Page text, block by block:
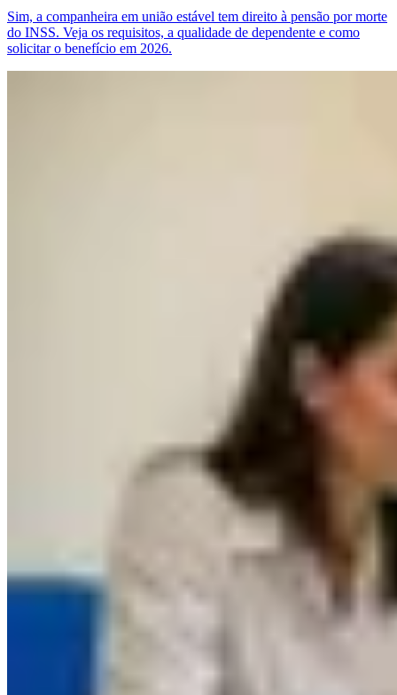
Sim, a companheira em união estável tem direito à pensão por morte
do INSS. Veja os requisitos, a qualidade de dependente e como
solicitar o benefício em 2026.